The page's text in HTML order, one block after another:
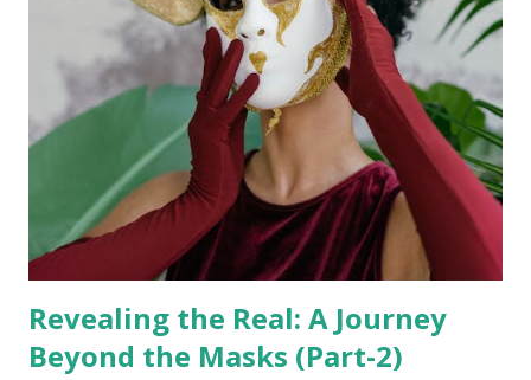
Chakras in the human body. Activating these Chakras and
understanding the depth of Ayurveda and Yog Sutras is a
vast concept that we will not discuss in this article. Today,
we will focus on five higher-dimensional Chakras that help
awaken us to the quantum world and ascend beyond our
physical existence. You can learn and expand your
consciousness and presence in this Universe. Even thoug...
Revealing the Real: A Journey
Beyond the Masks (Part-2)